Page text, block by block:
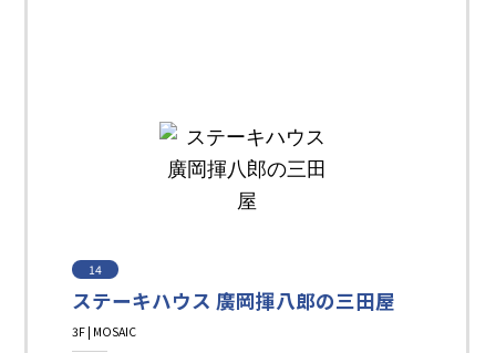
14
ステーキハウス 廣岡揮八郎の三田屋
3F | MOSAIC